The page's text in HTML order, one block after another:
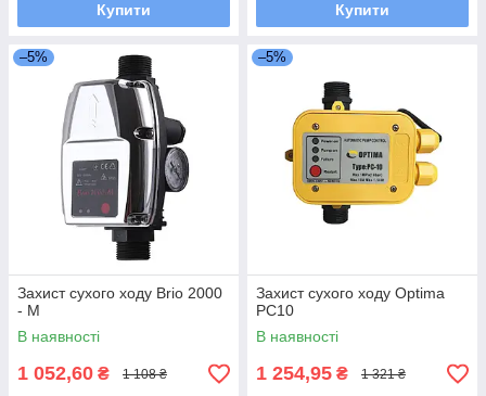
Купити Купити
–5%
Захист сухого ходу Brio 2000
- М
В наявності
1 052,60 ₴ 1 108 ₴
–5%
Захист сухого ходу Optima
PC10
В наявності
1 254,95 ₴ 1 321 ₴